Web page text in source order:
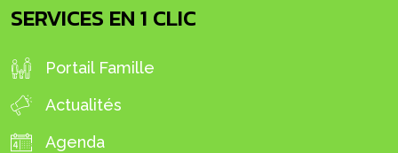
SERVICES EN 1 CLIC
Portail Famille
Actualités
Agenda